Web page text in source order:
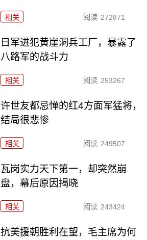
相关 阅读 272871
日军进犯黄崖洞兵工厂，暴露了
八路军的战斗力
相关 阅读 253267
许世友都忌惮的红4方面军猛将，
结局很悲惨
相关 阅读 249507
瓦岗实力天下第一，却突然崩
盘，幕后原因揭晓
相关 阅读 243424
抗美援朝胜利在望，毛主席为何